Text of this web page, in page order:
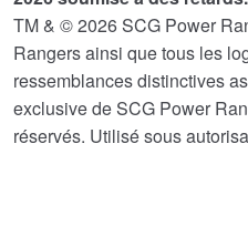
€73.75.
TM & © 2026 SCG Power
Rangers ainsi que tous les
ressemblances distinctives
exclusive de SCG Power
réservés. Utilisé sous